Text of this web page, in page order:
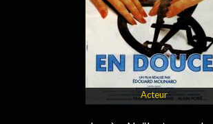
Acteur